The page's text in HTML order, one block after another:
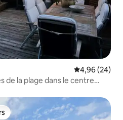
Note
4,96 (24)
de la plage dans le centre
les plus aimés